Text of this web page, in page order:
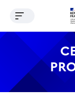
ContenuOuvrir le